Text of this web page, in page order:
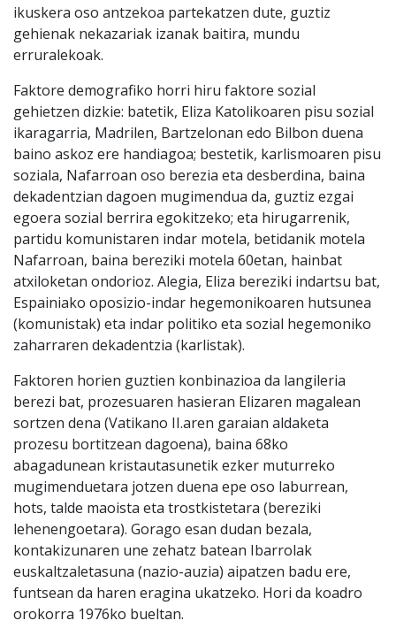
ikuskera oso antzekoa partekatzen dute, guztiz
gehienak nekazariak izanak baitira, mundu
erruralekoak.
Faktore demografiko horri hiru faktore sozial
gehietzen dizkie: batetik, Eliza Katolikoaren pisu sozial
ikaragarria, Madrilen, Bartzelonan edo Bilbon duena
baino askoz ere handiagoa; bestetik, karlismoaren pisu
soziala, Nafarroan oso berezia eta desberdina, baina
dekadentzian dagoen mugimendua da, guztiz ezgai
egoera sozial berrira egokitzeko; eta hirugarrenik,
partidu komunistaren indar motela, betidanik motela
Nafarroan, baina bereziki motela 60etan, hainbat
atxiloketan ondorioz. Alegia, Eliza bereziki indartsu bat,
Espainiako oposizio-indar hegemonikoaren hutsunea
(komunistak) eta indar politiko eta sozial hegemoniko
zaharraren dekadentzia (karlistak).
Faktoren horien guztien konbinazioa da langileria
berezi bat, prozesuaren hasieran Elizaren magalean
sortzen dena (Vatikano II.aren garaian aldaketa
prozesu bortitzean dagoena), baina 68ko
abagadunean kristautasunetik ezker muturreko
mugimenduetara jotzen duena epe oso laburrean,
hots, talde maoista eta trostkistetara (bereziki
lehenengoetara). Gorago esan dudan bezala,
kontakizunaren une zehatz batean Ibarrolak
euskaltzaletasuna (nazio-auzia) aipatzen badu ere,
funtsean da haren eragina ukatzeko. Hori da koadro
orokorra 1976ko bueltan.